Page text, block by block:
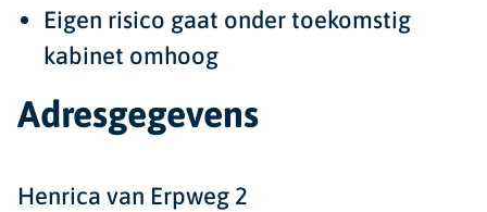
Eigen risico gaat onder toekomstig
kabinet omhoog
Adresgegevens
Henrica van Erpweg 2